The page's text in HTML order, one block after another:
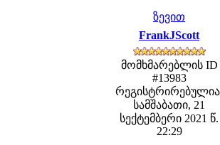
ზევით
FrankJScott
მომხმარებლის ID
#13983
სამშაბათი, 21
სექტემბერი 2021 წ.
22:29